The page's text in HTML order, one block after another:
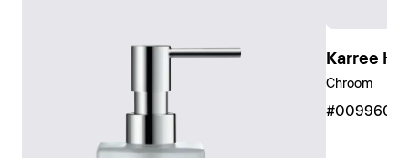
Karree
Chroom